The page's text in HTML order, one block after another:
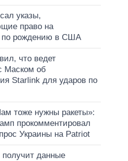
указы,
право на
по рождению в США
что ведет
Маском об
Starlink для ударов по
тоже нужны ракеты»:
прокомментировал
Украины на Patriot
данные